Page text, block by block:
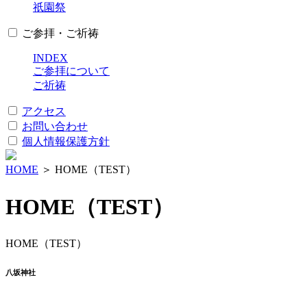
祇園祭
ご参拝・ご祈祷
INDEX
ご参拝について
ご祈祷
アクセス
お問い合わせ
個人情報保護方針
HOME ＞ HOME（TEST）
HOME（TEST）
HOME（TEST）
八坂神社